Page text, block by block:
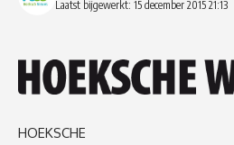
Laatst bijgewerkt: 15 december 2015 21:13
HOEKSCHE